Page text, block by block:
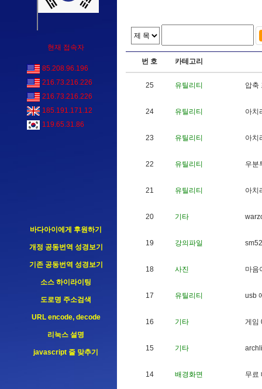
현재 접속자
85.208.96.196
216.73.216.226
216.73.216.226
185.191.171.12
119.65.31.86
바다아이에게 후원하기
개정 공동번역 성경보기
기존 공동번역 성경보기
소스 하이라이팅
도로명 주소검색
URL encode, decode
리눅스 설명
javascript 줄 맞추기
번 호 카테고리
25 유틸리티 압축
24 유틸리티 아치
23 유틸리티 아치
22 유틸리티 우분
21 유틸리티 아치
20 기타 warz
19 강의파일 sm52
18 사진 마음
17 유틸리티 usb
16 기타 게 임
15 기타 arch i
14 배경화면 무료